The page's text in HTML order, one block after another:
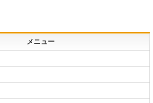
メニュー